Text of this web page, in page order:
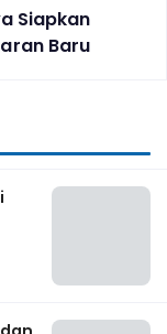
Siapkan
Baru